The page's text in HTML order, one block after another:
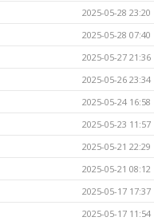
2025-05-28 23:20
2025-05-28 07:40
2025-05-27 21:36
2025-05-26 23:34
2025-05-24 16:58
2025-05-23 11:57
2025-05-21 22:29
2025-05-21 08:12
2025-05-17 17:37
2025-05-17 11:54